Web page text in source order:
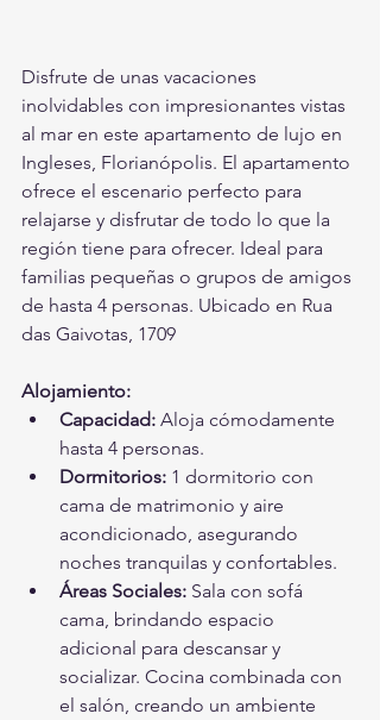
Disfrute de unas vacaciones
inolvidables con impresionantes vistas
al mar en este apartamento de lujo en
Ingleses, Florianópolis. El apartamento
ofrece el escenario perfecto para
relajarse y disfrutar de todo lo que la
región tiene para ofrecer. Ideal para
familias pequeñas o grupos de amigos
de hasta 4 personas. Ubicado en Rua
das Gaivotas, 1709
Alojamiento:
Capacidad: Aloja cómodamente
hasta 4 personas.
Dormitorios: 1 dormitorio con
cama de matrimonio y aire
acondicionado, asegurando
noches tranquilas y confortables.
Áreas Sociales: Sala con sofá
cama, brindando espacio
adicional para descansar y
socializar. Cocina combinada con
el salón, creando un ambiente